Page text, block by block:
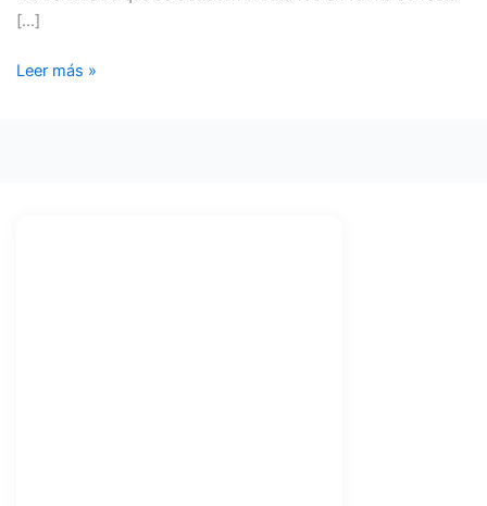
[…]
Leer más »